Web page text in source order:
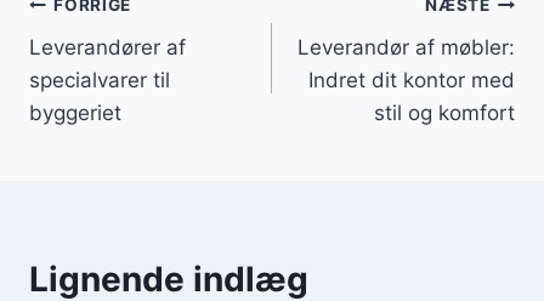
Indlægsnavigation
FORRIGE
Leverandører af
specialvarer til
byggeriet
NÆSTE
Leverandør af møbler:
Indret dit kontor med
stil og komfort
Lignende indlæg